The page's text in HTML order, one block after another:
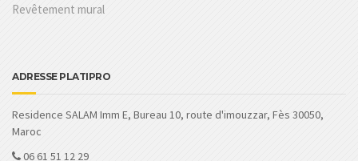
Revêtement mural
ADRESSE PLATIPRO
Residence SALAM Imm E, Bureau 10, route d'imouzzar, Fès 30050,
Maroc
06 61 51 12 29